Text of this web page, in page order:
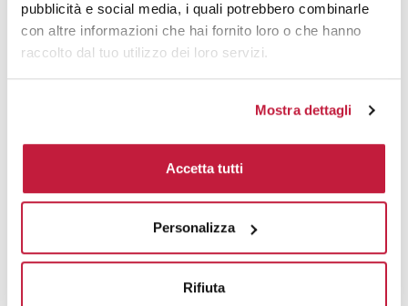
pubblicità e social media, i quali potrebbero combinarle
con altre informazioni che hai fornito loro o che hanno
raccolto dal tuo utilizzo dei loro servizi.
Mostra dettagli
Accetta tutti
Personalizza
Rifiuta